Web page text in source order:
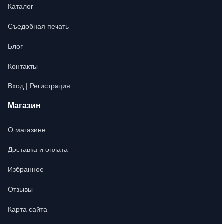
Каталог
Съедобная печать
Блог
Контакты
Вход | Регистрация
Магазин
О магазине
Доставка и оплата
Избранное
Отзывы
Карта сайта